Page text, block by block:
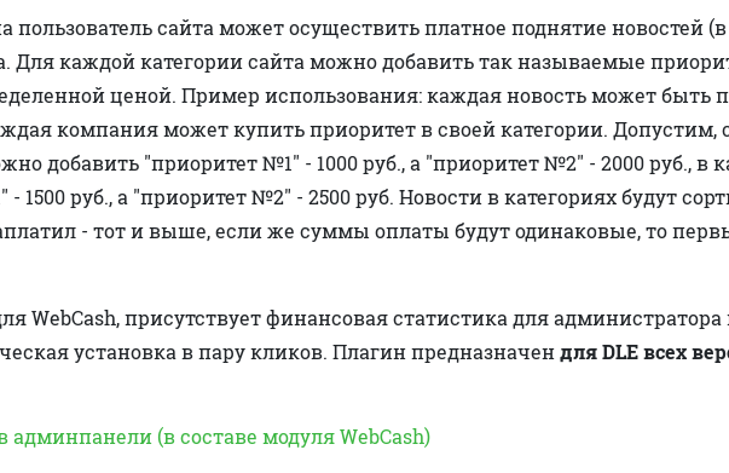
пользователь сайта может осуществить платное поднятие новостей
Для каждой категории сайта можно добавить так называемые
ценой. Пример использования: каждая новость может быть
компания может купить приоритет в своей категории. Допустим,
добавить "приоритет №1" - 1000 руб., а "приоритет №2" - 2000 руб., в
1500 руб., а "приоритет №2" - 2500 руб. Новости в категориях будут
- тот и выше, если же суммы оплаты будут одинаковые, то
WebCash, присутствует финансовая статистика для администратора
установка в пару кликов. Плагин предназначендля DLE всех
админпанели (в составе модуля WebCash)